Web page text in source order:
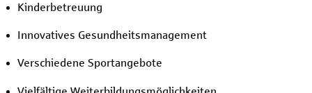
Kinderbetreuung
Innovatives Gesundheitsmanagement
Verschiedene Sportangebote